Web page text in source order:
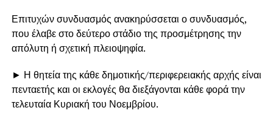
Επιτυχών συνδυασμός ανακηρύσσεται ο συνδυασμός,
που έλαβε στο δεύτερο στάδιο της προσμέτρησης την
απόλυτη ή σχετική πλειοψηφία.
► Η θητεία της κάθε δημοτικής/περιφερειακής αρχής είναι
πενταετής και οι εκλογές θα διεξάγονται κάθε φορά την
τελευταία Κυριακή του Νοεμβρίου.